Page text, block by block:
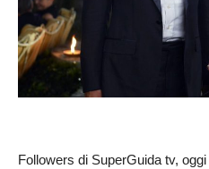
Followers di SuperGuida tv, oggi